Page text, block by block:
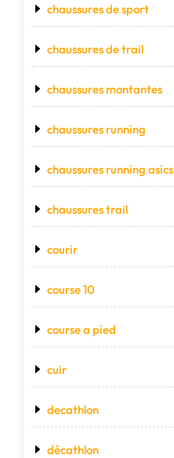
chaussures de sport
chaussures de trail
chaussures montantes
chaussures running
chaussures running asics
chaussures trail
courir
course 10
course a pied
cuir
decathlon
décathlon